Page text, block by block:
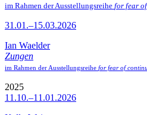
im Rahmen der Ausstellungsreihe for fear
31.01.–15.03.2026
Ian Waelder
Zungen
im Rahmen der Ausstellungsreihe for fear of
2025
11.10.–11.01.2026